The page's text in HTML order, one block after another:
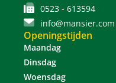
0523 - 613594
info@mansier.com
Openingstijden
Maandag
Dinsdag
Woensdag